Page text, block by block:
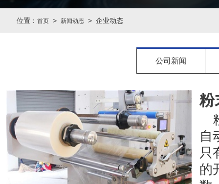
位置： 首页 > 新闻动态 > 企业动态
公司新闻
粉
自
只
的